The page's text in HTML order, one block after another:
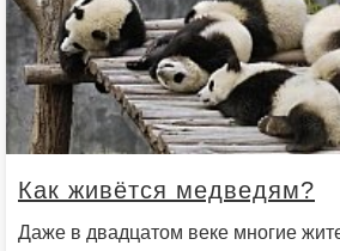
Как живётся медведям?
Даже в двадцатом веке многие